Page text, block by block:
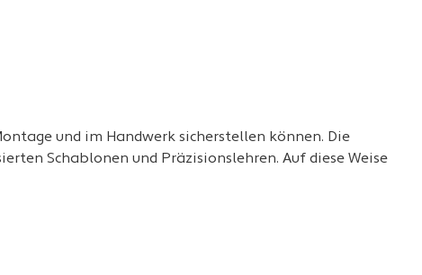
und im Handwerk sicherstellen können. Die
Schablonen und Präzisionslehren. Auf diese Weise